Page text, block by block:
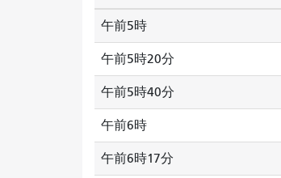
午前5時
午前5時20分
午前5時40分
午前6時
午前6時17分